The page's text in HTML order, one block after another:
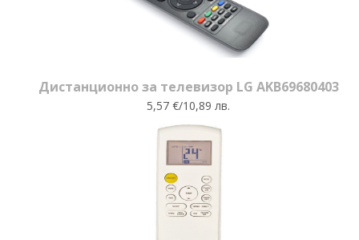
Дистанционно за телевизор LG AKB69680403
5,57 €/10,89 лв.